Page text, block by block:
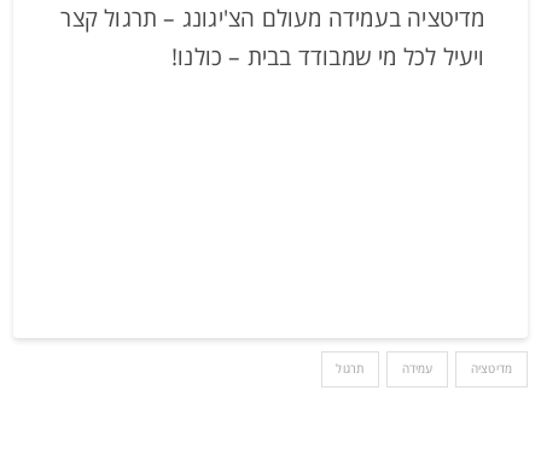
מדיטציה בעמידה מעולם הצ'יגונג – תרגול קצר
ויעיל לכל מי שמבודד בבית – כולנו!
מדיטציה עמידה תרגול